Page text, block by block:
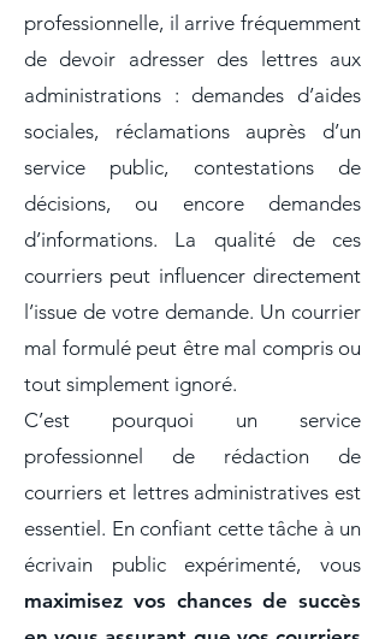
professionnelle, il arrive fréquemment
de devoir adresser des lettres aux
administrations : demandes d’aides
sociales, réclamations auprès d’un
service public, contestations de
décisions, ou encore demandes
d’informations. La qualité de ces
courriers peut influencer directement
l’issue de votre demande. Un courrier
mal formulé peut être mal compris ou
tout simplement ignoré.
C’est pourquoi un service
professionnel de rédaction de
courriers et lettres administratives est
essentiel. En confiant cette tâche à un
écrivain public expérimenté, vous
maximisez vos chances de succès